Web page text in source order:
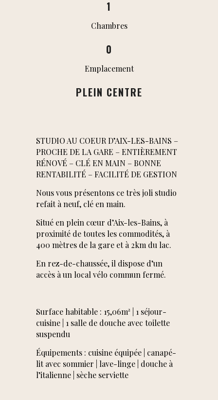
1
Chambres
0
Emplacement
PLEIN CENTRE
STUDIO AU COEUR D’AIX-LES-BAINS –
PROCHE DE LA GARE – ENTIÈREMENT
RÉNOVÉ – CLÉ EN MAIN – BONNE
RENTABILITÉ – FACILITÉ DE GESTION
Nous vous présentons ce très joli studio
refait à neuf, clé en main.
Situé en plein cœur d’Aix-les-Bains, à
proximité de toutes les commodités, à
400 mètres de la gare et à 2km du lac.
En rez-de-chaussée, il dispose d’un
accès à un local vélo commun fermé.
Surface habitable : 15,06m² | 1 séjour-
cuisine | 1 salle de douche avec toilette
suspendu
Équipements : cuisine équipée | canapé-
lit avec sommier | lave-linge | douche à
l’italienne | sèche serviette
★★★★★ — Belles
Surfaces nous a
accompagnés pour
l'achat et la
rénovation de notre